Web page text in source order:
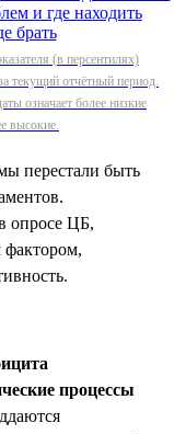
(в персентилях)
текущий отчётный период.
означает более низкие
высокие.
перестали быть
опросе ЦБ,
фактором,
процессы